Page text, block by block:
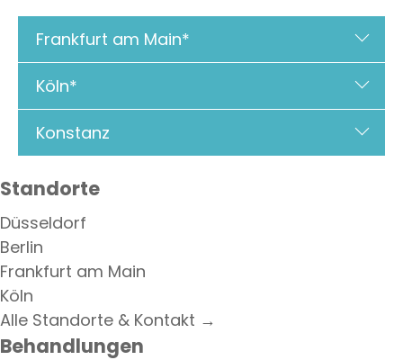
Frankfurt am Main*
Köln*
Konstanz
Standorte
Düsseldorf
Berlin
Frankfurt am Main
Köln
Alle Standorte & Kontakt →
Behandlungen